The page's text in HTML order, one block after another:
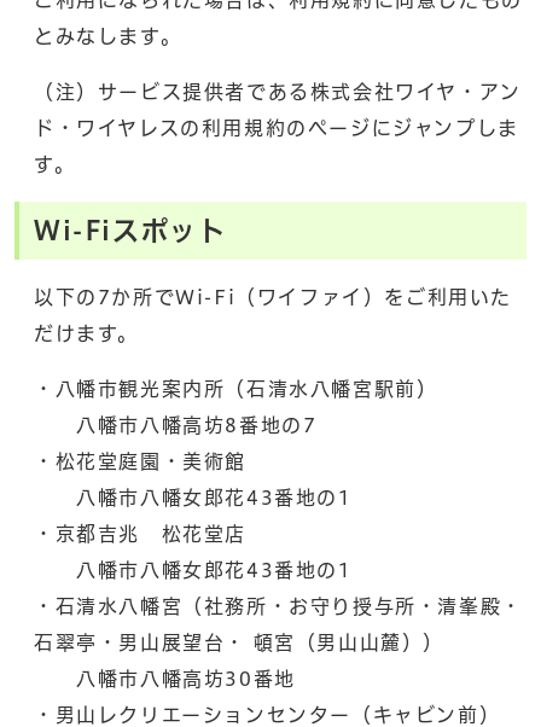
とみなします。
（注）サービス提供者である株式会社ワイヤ・アン
ド・ワイヤレスの利用規約のページにジャンプしま
す。
Wi-Fiスポット
以下の7か所でWi-Fi（ワイファイ）をご利用いた
だけます。
・八幡市観光案内所（石清水八幡宮駅前）
八幡市八幡高坊8番地の7
・松花堂庭園・美術館
八幡市八幡女郎花43番地の1
・京都吉兆 松花堂店
八幡市八幡女郎花43番地の1
・石清水八幡宮（社務所・お守り授与所・清峯殿・
石翠亭・男山展望台・ 頓宮（男山山麓））
八幡市八幡高坊30番地
・男山レクリエーションセンター（キャビン前）